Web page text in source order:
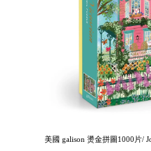
美國 galison 燙金拼圖1000片/